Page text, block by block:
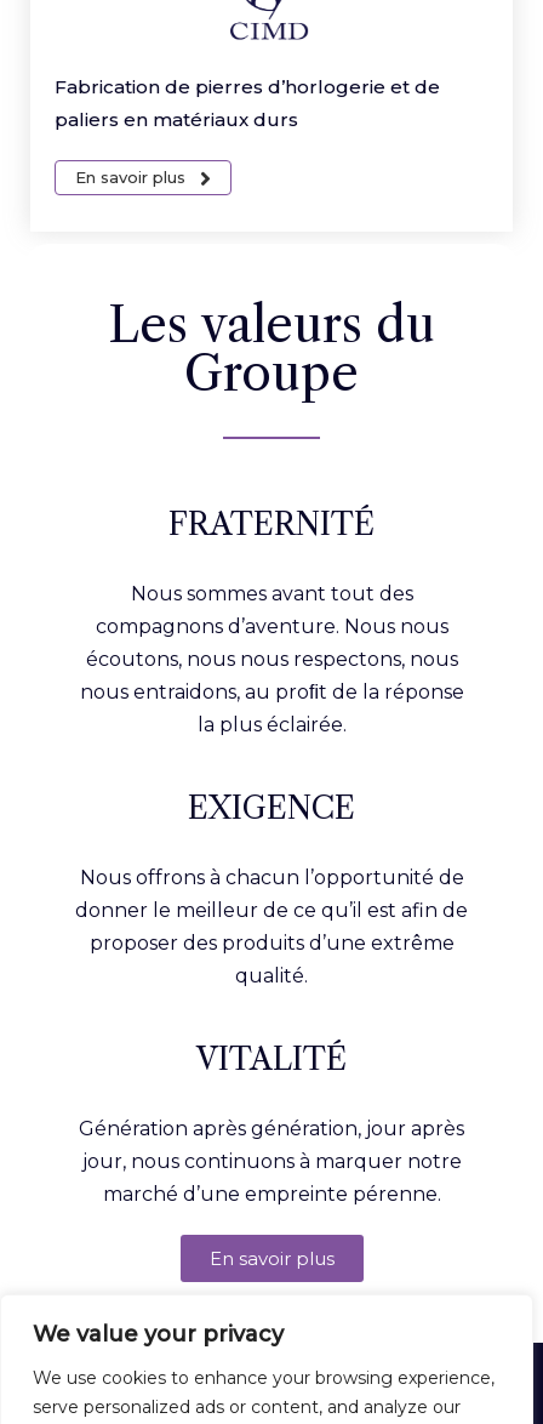
We value your privacy
We use cookies to enhance your browsing experience,
serve personalized ads or content, and analyze our
Fabrication de pierres d’horlogerie et de
paliers en matériaux durs
En savoir plus
Les valeurs du
Groupe
FRATERNITÉ
Nous sommes avant tout des
compagnons d’aventure. Nous nous
écoutons, nous nous respectons, nous
nous entraidons, au proﬁt de la réponse
la plus éclairée.
EXIGENCE
Nous offrons à chacun l’opportunité de
donner le meilleur de ce qu’il est afin de
proposer des produits d’une extrême
qualité.
VITALITÉ
Génération après génération, jour après
jour, nous continuons à marquer notre
marché d’une empreinte pérenne.
En savoir plus
12 Rue Lirenne - 25480 École-Valentin - FRANCE